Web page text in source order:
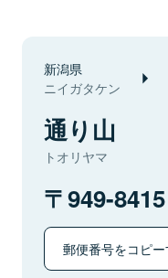
新潟県
ニイガタケン
通り山
トオリヤマ
949-8415
郵便番号をコピー